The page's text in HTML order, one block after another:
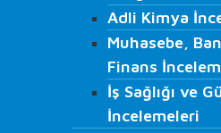
İLETİŞİM
Adli Kimya
Muhasebe,
Finans
İş Sağlığı ve
İncelemeleri
Adli Kimya
Muhasebe,
Finans
İş Sağlığı ve
İncelemeleri